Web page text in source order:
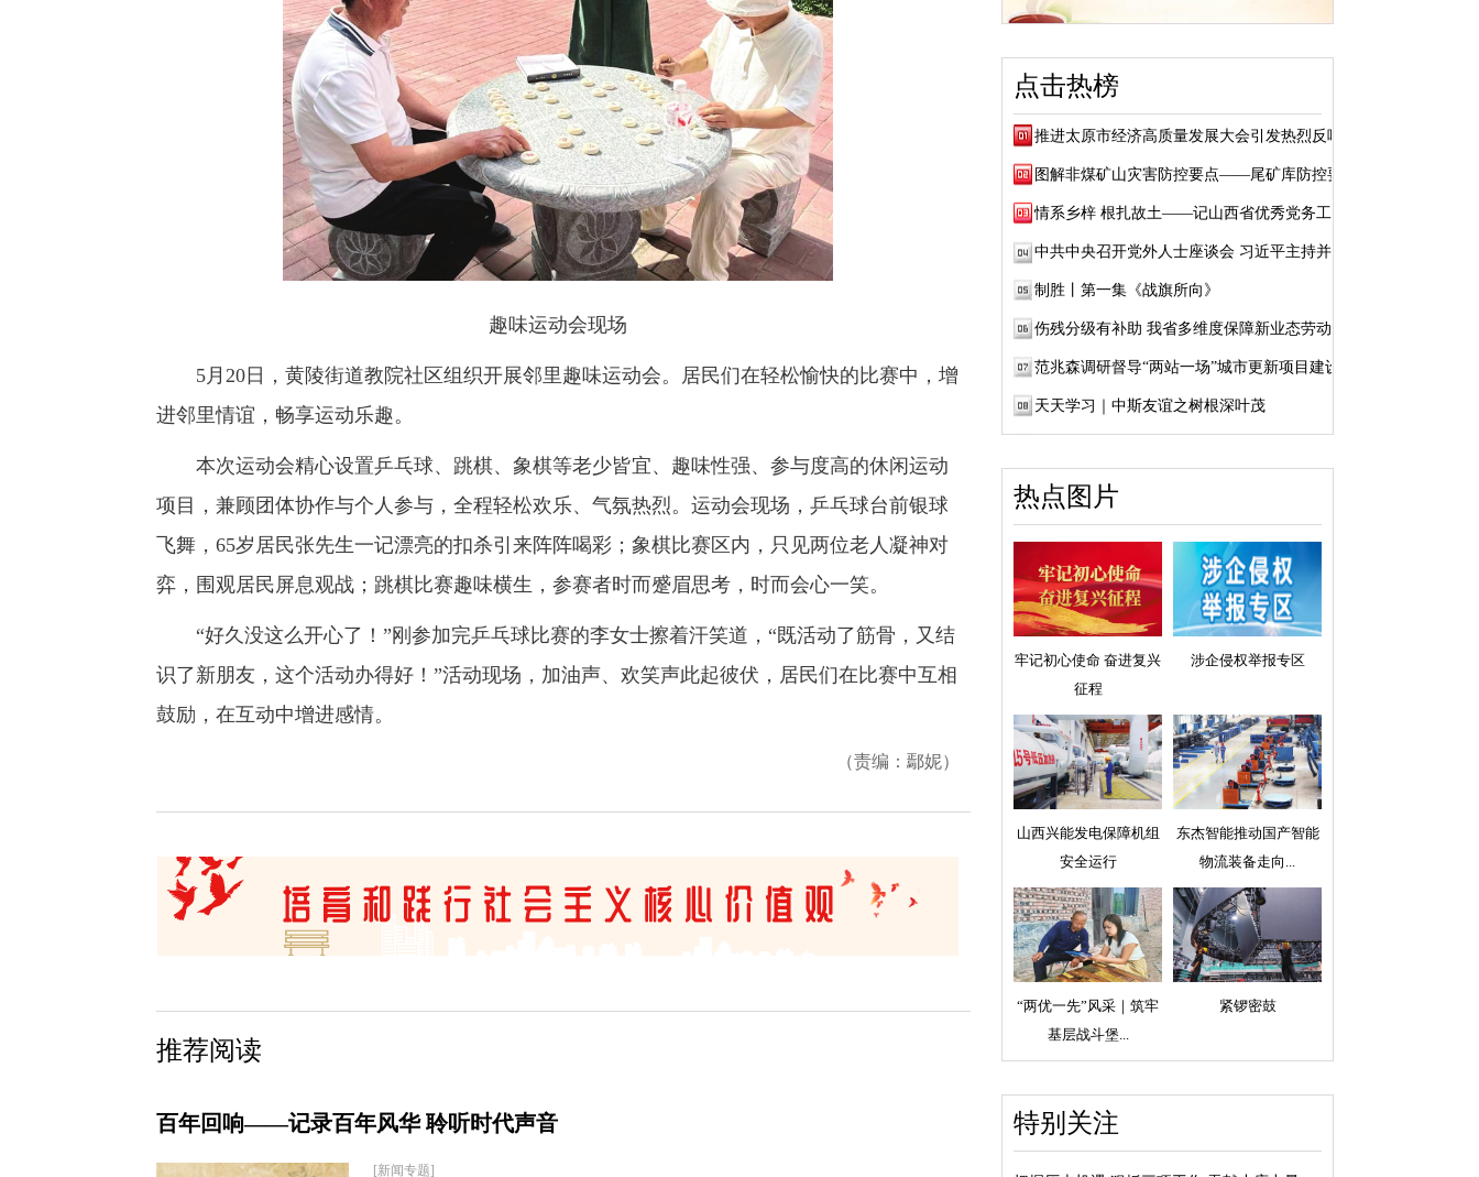
趣味运动会现场
5月20日，黄陵街道教院社区组织开展邻里趣味运动会。居民们在轻松愉快的比赛中，增
进邻里情谊，畅享运动乐趣。
本次运动会精心设置乒乓球、跳棋、象棋等老少皆宜、趣味性强、参与度高的休闲运动
项目，兼顾团体协作与个人参与，全程轻松欢乐、气氛热烈。运动会现场，乒乓球台前银球
飞舞，65岁居民张先生一记漂亮的扣杀引来阵阵喝彩；象棋比赛区内，只见两位老人凝神对
弈，围观居民屏息观战；跳棋比赛趣味横生，参赛者时而蹙眉思考，时而会心一笑。
“好久没这么开心了！”刚参加完乒乓球比赛的李女士擦着汗笑道，“既活动了筋骨，又结
识了新朋友，这个活动办得好！”活动现场，加油声、欢笑声此起彼伏，居民们在比赛中互相
鼓励，在互动中增进感情。
（责编：鄢妮）
推荐阅读
百年回响——记录百年风华 聆听时代声音
[新闻专题]
点击热榜
推进太原市经济高质量发展大会引发热烈反响
图解非煤矿山灾害防控要点——尾矿库防控要点
情系乡梓 根扎故土——记山西省优秀党务工作...
中共中央召开党外人士座谈会 习近平主持并发...
制胜丨第一集《战旗所向》
伤残分级有补助 我省多维度保障新业态劳动者...
范兆森调研督导“两站一场”城市更新项目建设
天天学习｜中斯友谊之树根深叶茂
热点图片
牢记初心使命 奋进复兴
征程
涉企侵权举报专区
山西兴能发电保障机组
安全运行
东杰智能推动国产智能
物流装备走向...
“两优一先”风采｜筑牢
基层战斗堡...
紧锣密鼓
特别关注